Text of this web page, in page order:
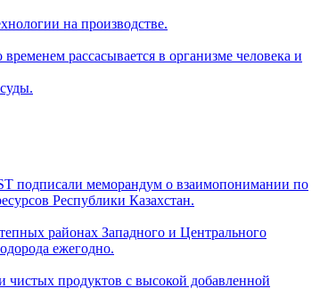
на производстве.
рассасывается в организме человека и
подписали меморандум о взаимопонимании по
Республики Казахстан.
районах Западного и Центрального
ежегодно.
чистых продуктов с высокой добавленной